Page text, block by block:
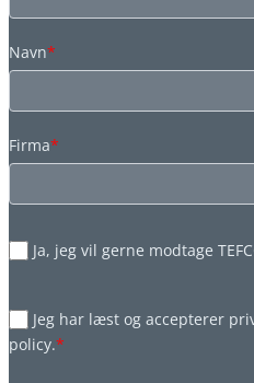
Navn*
Firma*
Ja, jeg vil gerne modtage
Jeg har læst og accepterer
policy.*